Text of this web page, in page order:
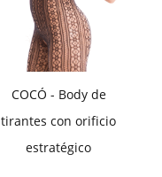
COCÓ - Body de
tirantes con orificio
estratégico